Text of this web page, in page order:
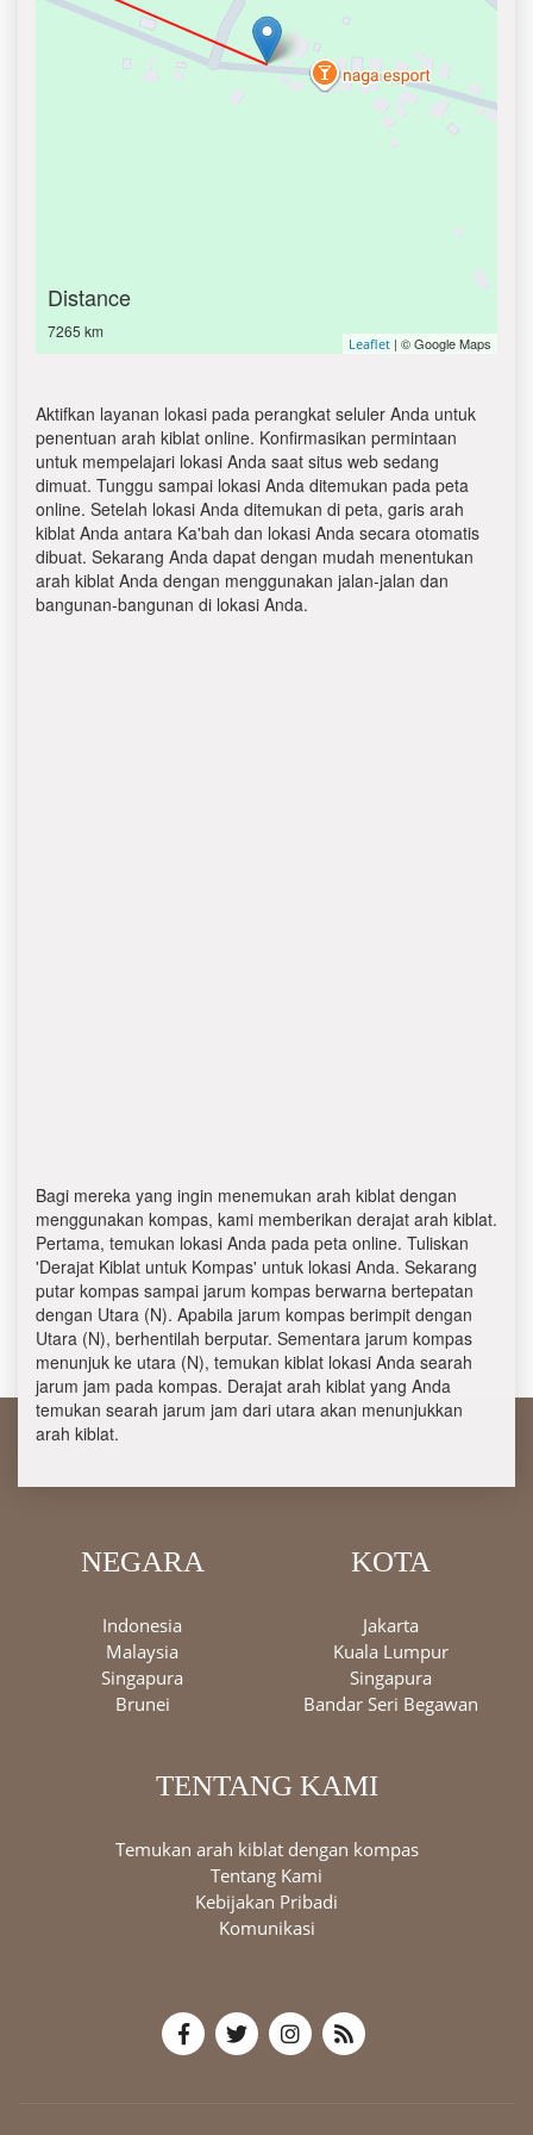
Distance
7265 km
Leaflet | © Google Maps
Aktifkan layanan lokasi pada perangkat seluler Anda untuk
penentuan arah kiblat online. Konfirmasikan permintaan
untuk mempelajari lokasi Anda saat situs web sedang
dimuat. Tunggu sampai lokasi Anda ditemukan pada peta
online. Setelah lokasi Anda ditemukan di peta, garis arah
kiblat Anda antara Ka'bah dan lokasi Anda secara otomatis
dibuat. Sekarang Anda dapat dengan mudah menentukan
arah kiblat Anda dengan menggunakan jalan-jalan dan
bangunan-bangunan di lokasi Anda.
Bagi mereka yang ingin menemukan arah kiblat dengan
menggunakan kompas, kami memberikan derajat arah kiblat.
Pertama, temukan lokasi Anda pada peta online. Tuliskan
'Derajat Kiblat untuk Kompas' untuk lokasi Anda. Sekarang
putar kompas sampai jarum kompas berwarna bertepatan
dengan Utara (N). Apabila jarum kompas berimpit dengan
Utara (N), berhentilah berputar. Sementara jarum kompas
menunjuk ke utara (N), temukan kiblat lokasi Anda searah
jarum jam pada kompas. Derajat arah kiblat yang Anda
temukan searah jarum jam dari utara akan menunjukkan
arah kiblat.
NEGARA
Indonesia
Malaysia
Singapura
Brunei
KOTA
Jakarta
Kuala Lumpur
Singapura
Bandar Seri Begawan
TENTANG KAMI
Temukan arah kiblat dengan kompas
Tentang Kami
Kebijakan Pribadi
Komunikasi